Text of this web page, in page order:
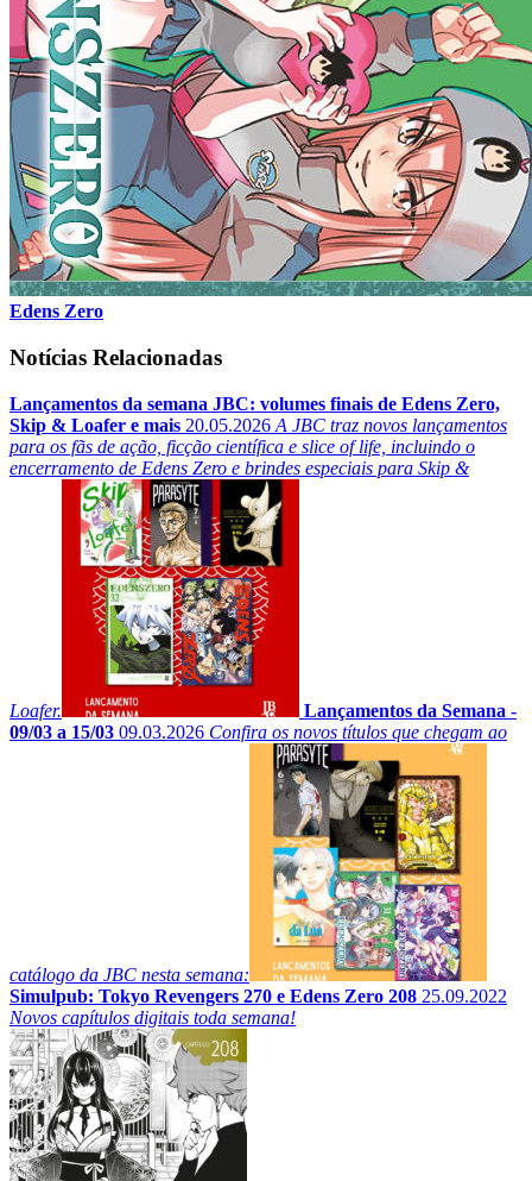
Edens Zero
Notícias Relacionadas
Lançamentos da semana JBC: volumes finais de Edens Zero,
Skip & Loafer e mais 20.05.2026 A JBC traz novos lançamentos
para os fãs de ação, ficção científica e slice of life, incluindo o
encerramento de Edens Zero e brindes especiais para Skip &
Loafer.
Lançamentos da Semana -
09/03 a 15/03 09.03.2026 Confira os novos títulos que chegam ao
catálogo da JBC nesta semana:
Simulpub: Tokyo Revengers 270 e Edens Zero 208 25.09.2022
Novos capítulos digitais toda semana!